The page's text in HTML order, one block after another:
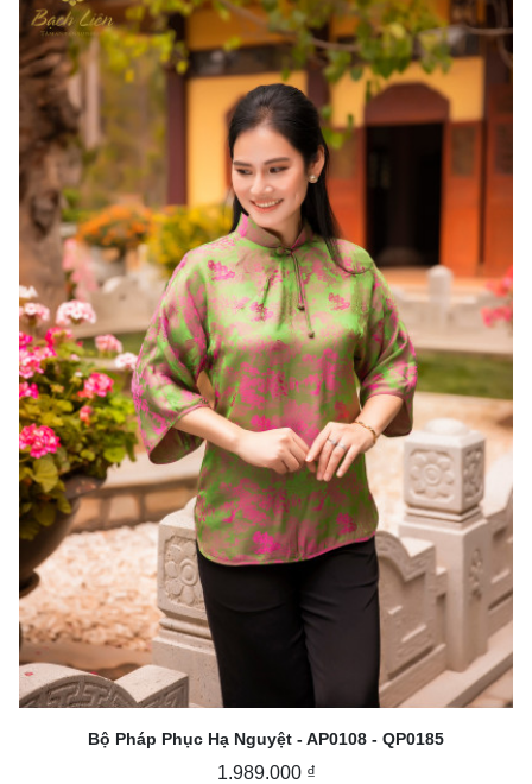
Bộ Pháp Phục Hạ Nguyệt - AP0108 - QP0185
1.989.000 ₫